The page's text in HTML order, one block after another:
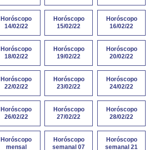
Horóscopo
14/02/22
Horóscopo
15/02/22
Horóscopo
16/02/22
Horóscopo
18/02/22
Horóscopo
19/02/22
Horóscopo
20/02/22
Horóscopo
22/02/22
Horóscopo
23/02/22
Horóscopo
24/02/22
Horóscopo
26/02/22
Horóscopo
27/02/22
Horóscopo
28/02/22
Horóscopo
mensal
Horóscopo
semanal 07
Horóscopo
semanal 21